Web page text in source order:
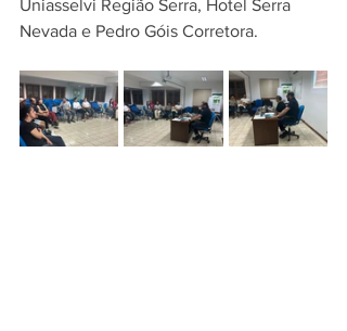
Uniasselvi Região Serra, Hotel Serra
Nevada e Pedro Góis Corretora.